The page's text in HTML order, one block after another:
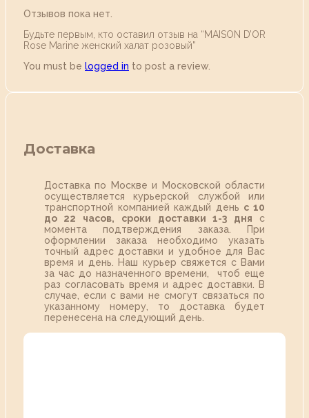
Отзывов пока нет.
Будьте первым, кто оставил отзыв на “MAISON D’OR
Rose Marine женский халат розовый”
You must be logged in to post a review.
Доставка
Доставка по Москве и Московской области
осуществляется курьерской службой или
транспортной компанией каждый день с 10
до 22 часов,
сроки доставки 1-3 дня с
момента подтверждения заказа. При
оформлении заказа необходимо указать
точный адрес доставки и удобное для Вас
время и день. Наш курьер свяжется с Вами
за час до назначенного времени, чтоб еще
раз согласовать время и адрес доставки. В
случае, если с вами не смогут связаться по
указанному номеру, то доставка будет
перенесена на следующий день.